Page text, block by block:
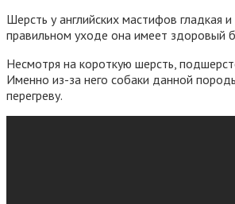
Шерсть у английских мастифов гладкая и
правильном уходе она имеет здоровый
Несмотря на короткую шерсть,
Именно из-за него собаки данной
перегреву.